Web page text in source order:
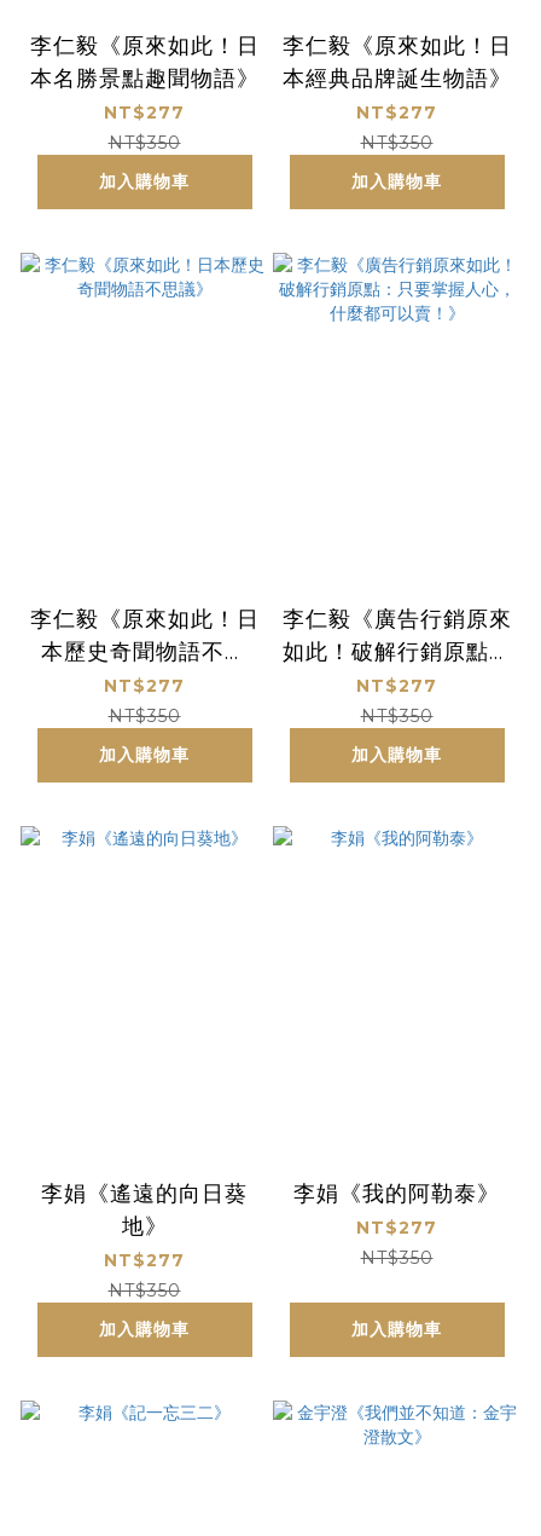
李仁毅《原來如此！日
本名勝景點趣聞物語》
NT$277
NT$350
加入購物車
李仁毅《原來如此！日
本經典品牌誕生物語》
NT$277
NT$350
加入購物車
李仁毅《原來如此！日
本歷史奇聞物語不思
議》
NT$277
NT$350
加入購物車
李仁毅《廣告行銷原來
如此！破解行銷原點：
只要掌握人心，什麼都
可以賣！》
NT$277
NT$350
加入購物車
李娟《遙遠的向日葵
地》
NT$277
NT$350
加入購物車
李娟《我的阿勒泰》
NT$277
NT$350
加入購物車